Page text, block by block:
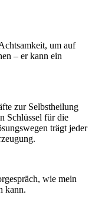
um auf
– er kann ein
zur Selbstheilung
Schlüssel für die
trägt jeder
wie mein
kann.